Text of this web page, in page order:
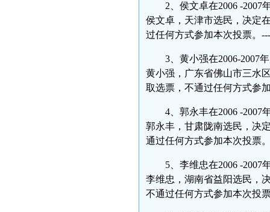
2、侯文卓在2006 -2007
侯文卓，天津市选民，决定
过任何方式参加本次投票。
3、黄小强在2006-2007
黄小强，广东省佛山市三水
取选票，不通过任何方式参
4、郭永丰在2006 -2007
郭永丰，甘肃陇南选民，决
通过任何方式参加本次投票
5、李维忠在2006 -2007
李维忠，湖南省益阳选民，
不通过任何方式参加本次投